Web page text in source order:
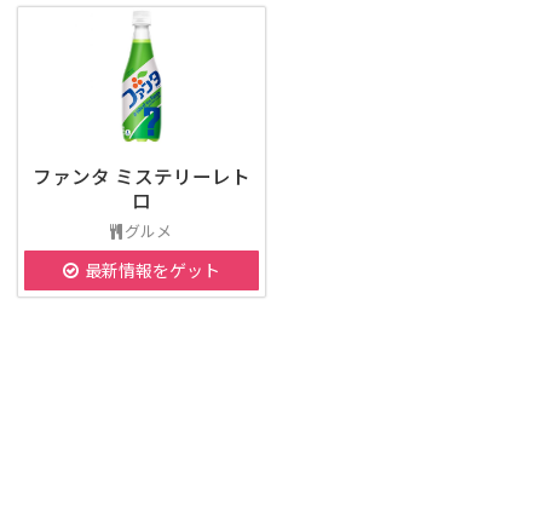
ファンタ ミステリーレト
ロ
グルメ
最新情報をゲット